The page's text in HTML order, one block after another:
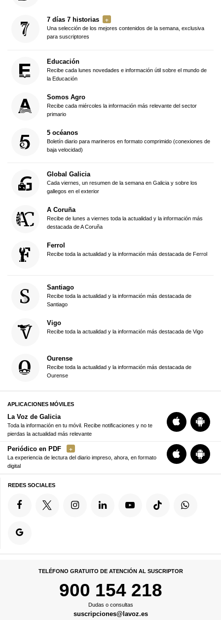
7 días 7 historias
Una selección de los mejores contenidos de la semana, exclusiva
para suscriptores
Educación
Recibe cada lunes novedades e información útil sobre el mundo de
la Educación
Somos Agro
Recibe cada miércoles la información más relevante del sector
primario
5 océanos
Boletín diario para marineros en formato comprimido (conexiones de
baja velocidad)
Global Galicia
Cada viernes, un resumen de la semana en Galicia y sobre los
gallegos en el exterior
A Coruña
Recibe de lunes a viernes toda la actualidad y la información más
destacada de A Coruña
Ferrol
Recibe toda la actualidad y la información más destacada de Ferrol
Santiago
Recibe toda la actualidad y la información más destacada de
Santiago
Vigo
Recibe toda la actualidad y la información más destacada de Vigo
Ourense
Recibe toda la actualidad y la información más destacada de
Ourense
APLICACIONES MÓVILES
La Voz de Galicia
Toda la información en tu móvil. Recibe notificaciones y no te
pierdas la actualidad más relevante
Periódico en PDF
La experiencia de lectura del diario impreso, ahora, en formato
digital
REDES SOCIALES
TELÉFONO GRATUITO DE ATENCIÓN AL SUSCRIPTOR
900 154 218
Dudas o consultas
suscripciones@lavoz.es